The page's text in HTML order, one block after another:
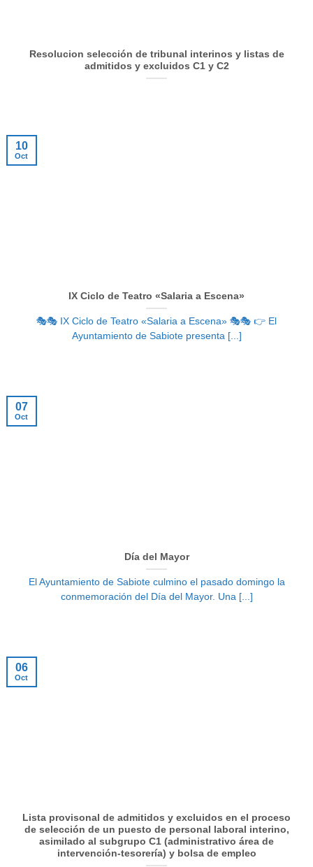
Resolucion selección de tribunal interinos y listas de
admitidos y excluidos C1 y C2
IX Ciclo de Teatro «Salaria a Escena»
🎭🎭 IX Ciclo de Teatro «Salaria a Escena» 🎭🎭 👉 El
Ayuntamiento de Sabiote presenta [...]
10
Oct
Día del Mayor
El Ayuntamiento de Sabiote culmino el pasado domingo la
conmemoración del Día del Mayor. Una [...]
07
Oct
Lista provisonal de admitidos y excluidos en el proceso
de selección de un puesto de personal laboral interino,
asimilado al subgrupo C1 (administrativo área de
intervención-tesorería) y bolsa de empleo
06
Oct